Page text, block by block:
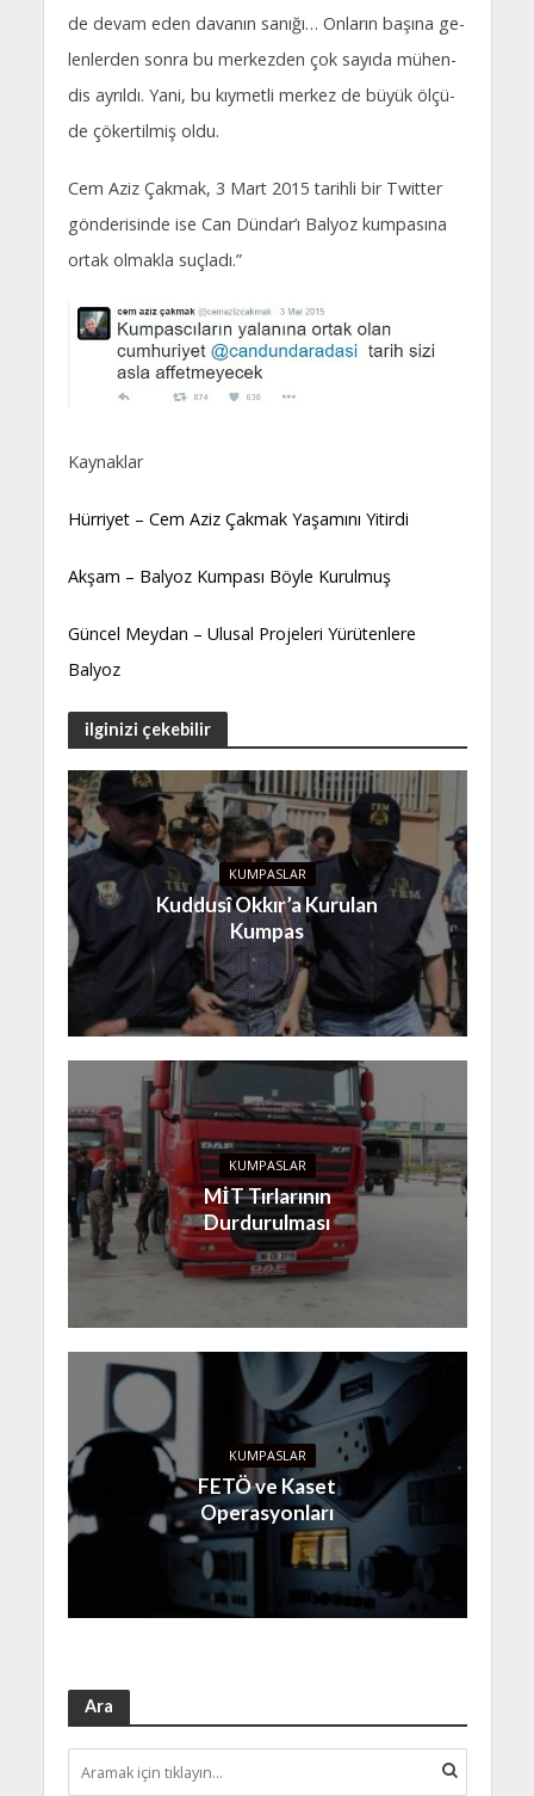
de de­vam eden da­va­nın sa­nı­ğı… On­la­rın ba­şı­na ge­
len­ler­den son­ra bu mer­kez­den çok sa­yı­da mü­hen­
dis ay­rıl­dı. Ya­ni, bu kıy­met­li mer­kez de bü­yük öl­çü­
de çö­ker­til­miş ol­du.
Cem Aziz Çakmak, 3 Mart 2015 tarihli bir Twitter
gönderisinde ise Can Dündar’ı Balyoz kumpasına
ortak olmakla suçladı.”
Kaynaklar
Hürriyet – Cem Aziz Çakmak Yaşamını Yitirdi
Akşam – Balyoz Kumpası Böyle Kurulmuş
Güncel Meydan – Ulusal Projeleri Yürütenlere
Balyoz
ilginizi çekebilir
KUMPASLAR
Kuddusî Okkır’a Kurulan
Kumpas
KUMPASLAR
MİT Tırlarının
Durdurulması
KUMPASLAR
FETÖ ve Kaset
Operasyonları
Ara